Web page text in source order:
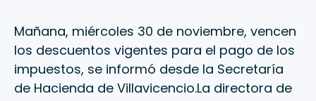
Mañana, miércoles 30 de noviembre, vencen
los descuentos vigentes para el pago de los
impuestos, se informó desde la Secretaría
de Hacienda de Villavicencio.La directora de